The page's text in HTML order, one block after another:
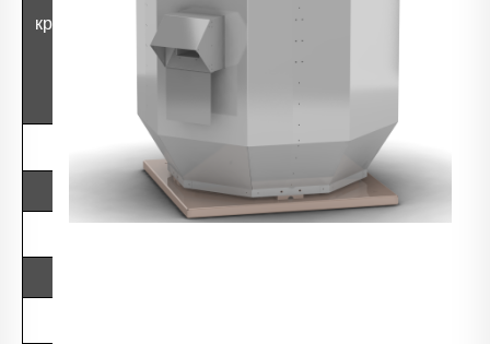
кривой
Вентилятор
ВКРВ-7.1ДУ 1,0Дн 700
ВКРВ-7.1ДУ 0,95Дн 920